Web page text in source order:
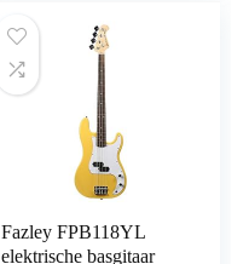
Fazley FPB118YL
elektrische basgitaar